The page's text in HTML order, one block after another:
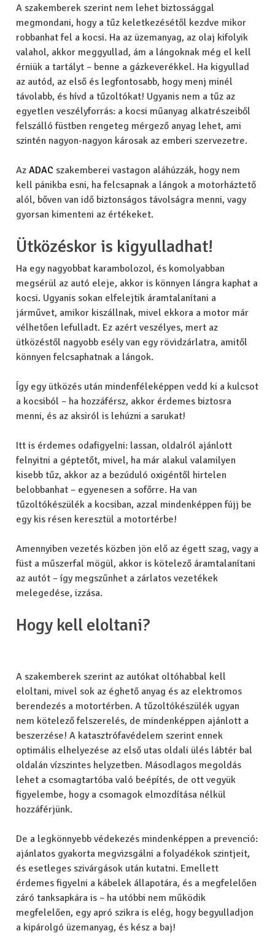
A szakemberek szerint nem lehet biztossággal
megmondani, hogy a tűz keletkezésétől kezdve mikor
robbanhat fel a kocsi. Ha az üzemanyag, az olaj kifolyik
valahol, akkor meggyullad, ám a lángoknak még el kell
érniük a tartályt – benne a gázkeverékkel. Ha kigyullad
az autód, az első és legfontosabb, hogy menj minél
távolabb, és hívd a tűzoltókat! Ugyanis nem a tűz az
egyetlen veszélyforrás: a kocsi műanyag alkatrészeiből
felszálló füstben rengeteg mérgező anyag lehet, ami
szintén nagyon-nagyon károsak az emberi szervezetre.
AzADAC szakemberei vastagon aláhúzzák, hogy nem
kell pánikba esni, ha felcsapnak a lángok a motorháztető
alól, bőven van idő biztonságos távolságra menni, vagy
gyorsan kimenteni az értékeket.
Ütközéskor is kigyulladhat!
Ha egy nagyobbat karambolozol, és komolyabban
megsérül az autó eleje, akkor is könnyen lángra kaphat a
kocsi. Ugyanis sokan elfelejtik áramtalanítani a
járművet, amikor kiszállnak, mivel ekkora a motor már
vélhetően lefulladt. Ez azért veszélyes, mert az
ütközéstől nagyobb esély van egy rövidzárlatra, amitől
könnyen felcsaphatnak a lángok.
Így egy ütközés után mindenféleképpen vedd ki a kulcsot
a kocsiból – ha hozzáférsz, akkor érdemes biztosra
menni, és az aksiról is lehúzni a sarukat!
Itt is érdemes odafigyelni: lassan, oldalról ajánlott
felnyitni a géptetőt, mivel, ha már alakul valamilyen
kisebb tűz, akkor az a bezúduló oxigéntől hirtelen
belobbanhat – egyenesen a sofőrre. Ha van
tűzoltókészülék a kocsiban, azzal mindenképpen fújj be
egy kis résen keresztül a motortérbe!
Amennyiben vezetés közben jön elő az égett szag, vagy a
füst a műszerfal mögül, akkor is kötelező áramtalanítani
az autót – így megszűnhet a zárlatos vezetékek
melegedése, izzása.
Hogy kell eloltani?
A szakemberek szerint az autókat oltóhabbal kell
eloltani, mivel sok az éghető anyag és az elektromos
berendezés a motortérben. A tűzoltókészülék ugyan
nem kötelező felszerelés, de mindenképpen ajánlott a
beszerzése! A katasztrófavédelem szerint ennek
optimális elhelyezése az első utas oldali ülés lábtér bal
oldalán vízszintes helyzetben. Másodlagos megoldás
lehet a csomagtartóba való beépítés, de ott vegyük
figyelembe, hogy a csomagok elmozdítása nélkül
hozzáférjünk.
De a legkönnyebb védekezés mindenképpen a prevenció:
ajánlatos gyakorta megvizsgálni a folyadékok szintjeit,
és esetleges szivárgások után kutatni. Emellett
érdemes figyelni a kábelek állapotára, és a megfelelően
záró tanksapkára is – ha utóbbi nem működik
megfelelően, egy apró szikra is elég, hogy begyulladjon
a kipárolgó üzemanyag, és kész a baj!